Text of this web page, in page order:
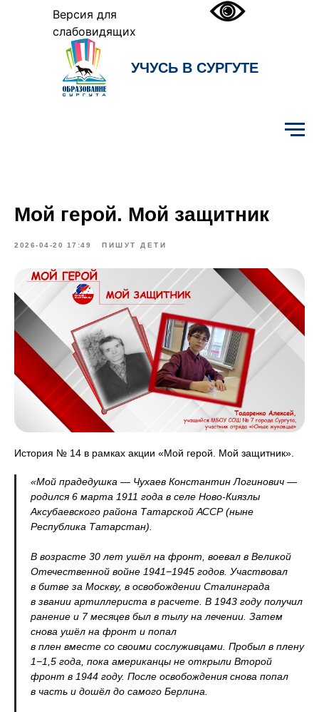
Версия для
слабовидящих
УЧУСЬ В СУРГУТЕ
Мой герой. Мой защитник
2026-04-20 17:49 ПИШУТ ДЕТИ
История № 14 в рамках акции «Мой герой. Мой защитник».
«Мой прадедушка — Чухаев Константин Логинович —
родился 6 марта 1911 года в селе Ново-Киязлы
Аксубаевского района Татарской АССР (ныне
Республика Татарстан).
В возрасте 30 лет ушёл на фронт, воевал в Великой
Отечественной войне 1941−1945 годов. Участвовал
в битве за Москву, в освобождении Сталинграда
в звании артиллериста в расчете. В 1943 году получил
ранение и 7 месяцев был в тылу на лечении. Затем
снова ушёл на фронт и попал
в плен вместе со своими сослуживцами. Пробыл в плену
1−1,5 года, пока американцы не открыли Второй
фронт в 1944 году. После освобождения снова попал
в часть и дошёл до самого Берлина.